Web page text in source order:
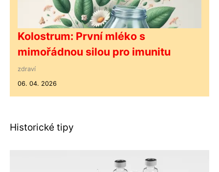
Kolostrum: První mléko s
mimořádnou silou pro imunitu
zdraví
06. 04. 2026
Historické tipy